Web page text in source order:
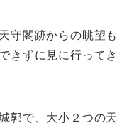
守閣跡からの眺望も
きずに見に行ってき
郭で、大小２つの天